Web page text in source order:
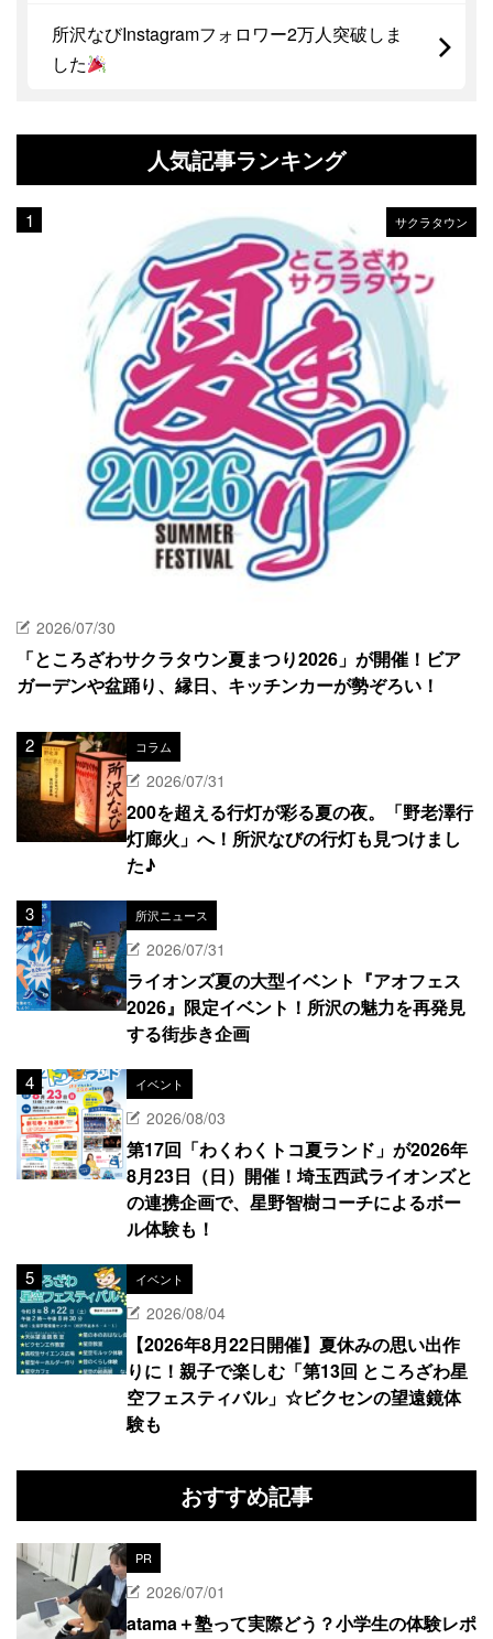
所沢なびInstagramフォロワー2万人突破しま
した
人気記事ランキング
サクラタウン
2026/07/30
「ところざわサクラタウン夏まつり2026」が開催！ビア
ガーデンや盆踊り、縁日、キッチンカーが勢ぞろい！
コラム
2026/07/31
200を超える行灯が彩る夏の夜。「野老澤行
灯廊火」へ！所沢なびの行灯も見つけまし
た♪
所沢ニュース
2026/07/31
ライオンズ夏の大型イベント『アオフェス
2026』限定イベント！所沢の魅力を再発見
する街歩き企画
イベント
2026/08/03
第17回「わくわくトコ夏ランド」が2026年
8月23日（日）開催！埼玉西武ライオンズと
の連携企画で、星野智樹コーチによるボー
ル体験も！
イベント
2026/08/04
【2026年8月22日開催】夏休みの思い出作
りに！親子で楽しむ「第13回 ところざわ星
空フェスティバル」☆ビクセンの望遠鏡体
験も
おすすめ記事
PR
2026/07/01
atama＋塾って実際どう？小学生の体験レポ